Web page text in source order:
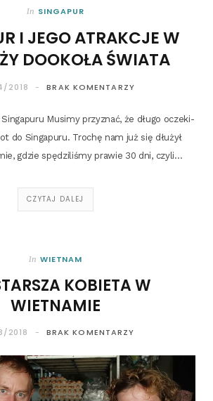
In SINGAPUR
I JEGO ATRAKCJE W
DOOKOŁA ŚWIATA
2018 BRAK KOMENTARZY
Musi­my przy­znać, że dłu­go ocze­ki­
do Sin­ga­pu­ru. Tro­chę nam już się dłu­żył
gdzie spę­dzi­li­śmy pra­wie 30 dni, czyli…
CZYTAJ DALEJ
In WIETNAM
KOBIETA W
WIETNAMIE
2018 BRAK KOMENTARZY